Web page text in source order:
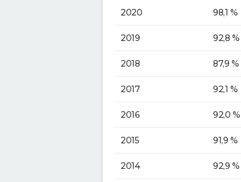
2020 98,1 %
2019 92,8 %
2018 87,9 %
2017 92,1 %
2016 92,0 %
2015 91,9 %
2014 92,9 %